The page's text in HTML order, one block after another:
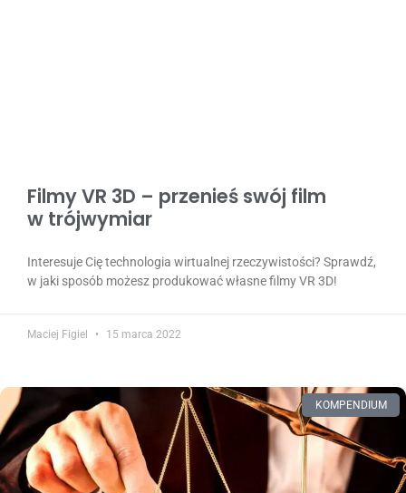
Filmy VR 3D – przenieś swój film
w trójwymiar
Interesuje Cię technologia wirtualnej rzeczywistości? Sprawdź,
w jaki sposób możesz produkować własne filmy VR 3D!
Maciej Figiel 15 marca 2022
KOMPENDIUM